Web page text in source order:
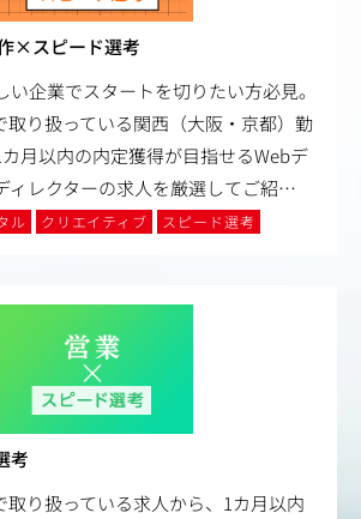
×スピード選考
い企業でスタートを切りたい方必見。
取り扱っている関西（大阪・京都）勤
月以内の内定獲得が目指せるWebデ
ィレクターの求人を厳選してご紹…
ル クリエイティブ スピード選考
考
取り扱っている求人から、1カ月以内